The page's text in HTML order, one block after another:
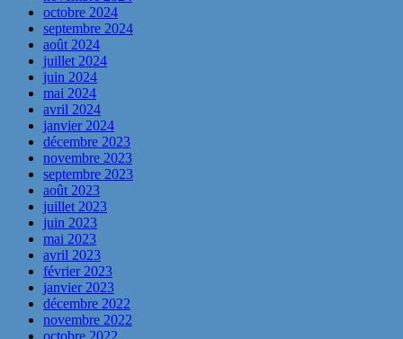
octobre 2024
septembre 2024
août 2024
juillet 2024
juin 2024
mai 2024
avril 2024
janvier 2024
décembre 2023
novembre 2023
septembre 2023
août 2023
juillet 2023
juin 2023
mai 2023
avril 2023
février 2023
janvier 2023
décembre 2022
novembre 2022